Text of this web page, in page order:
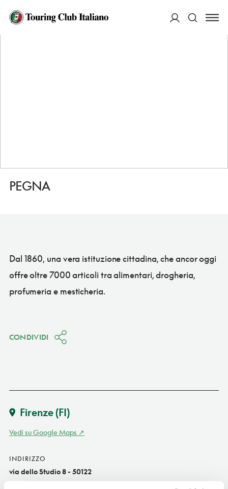
HOME
PEGNA
Dal 1860, una vera istituzione cittadina, che ancor oggi
offre oltre 7000 articoli tra alimentari, drogheria,
profumeria e mesticheria.
CONDIVIDI
Firenze(FI)
Vedi su Google Maps
INDIRIZZO
via dello Studio 8 - 50122
Firenze (FI)